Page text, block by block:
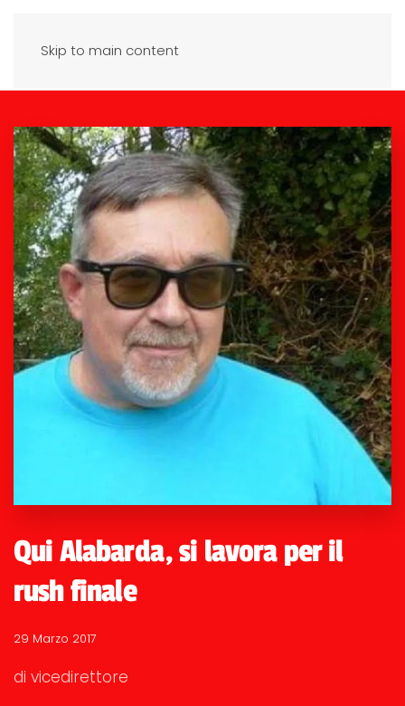
Skip to main content
Qui Alabarda, si lavora per il
rush finale
29 Marzo 2017
di vicedirettore